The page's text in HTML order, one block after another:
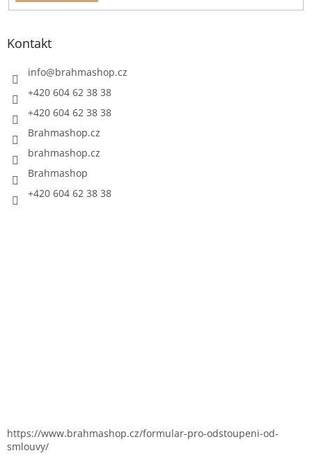
Kontakt
info@brahmashop.cz
+420 604 62 38 38
+420 604 62 38 38
Brahmashop.cz
brahmashop.cz
Brahmashop
+420 604 62 38 38
https://www.brahmashop.cz/formular-pro-odstoupeni-od-
smlouvy/